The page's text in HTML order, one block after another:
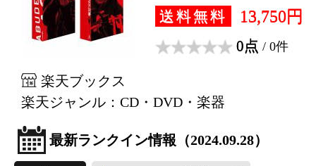
送料無料 13,750円
0点 / 0件
楽天ブックス
楽天ジャンル：CD・DVD・楽器
最新ランクイン情報（2024.09.28）